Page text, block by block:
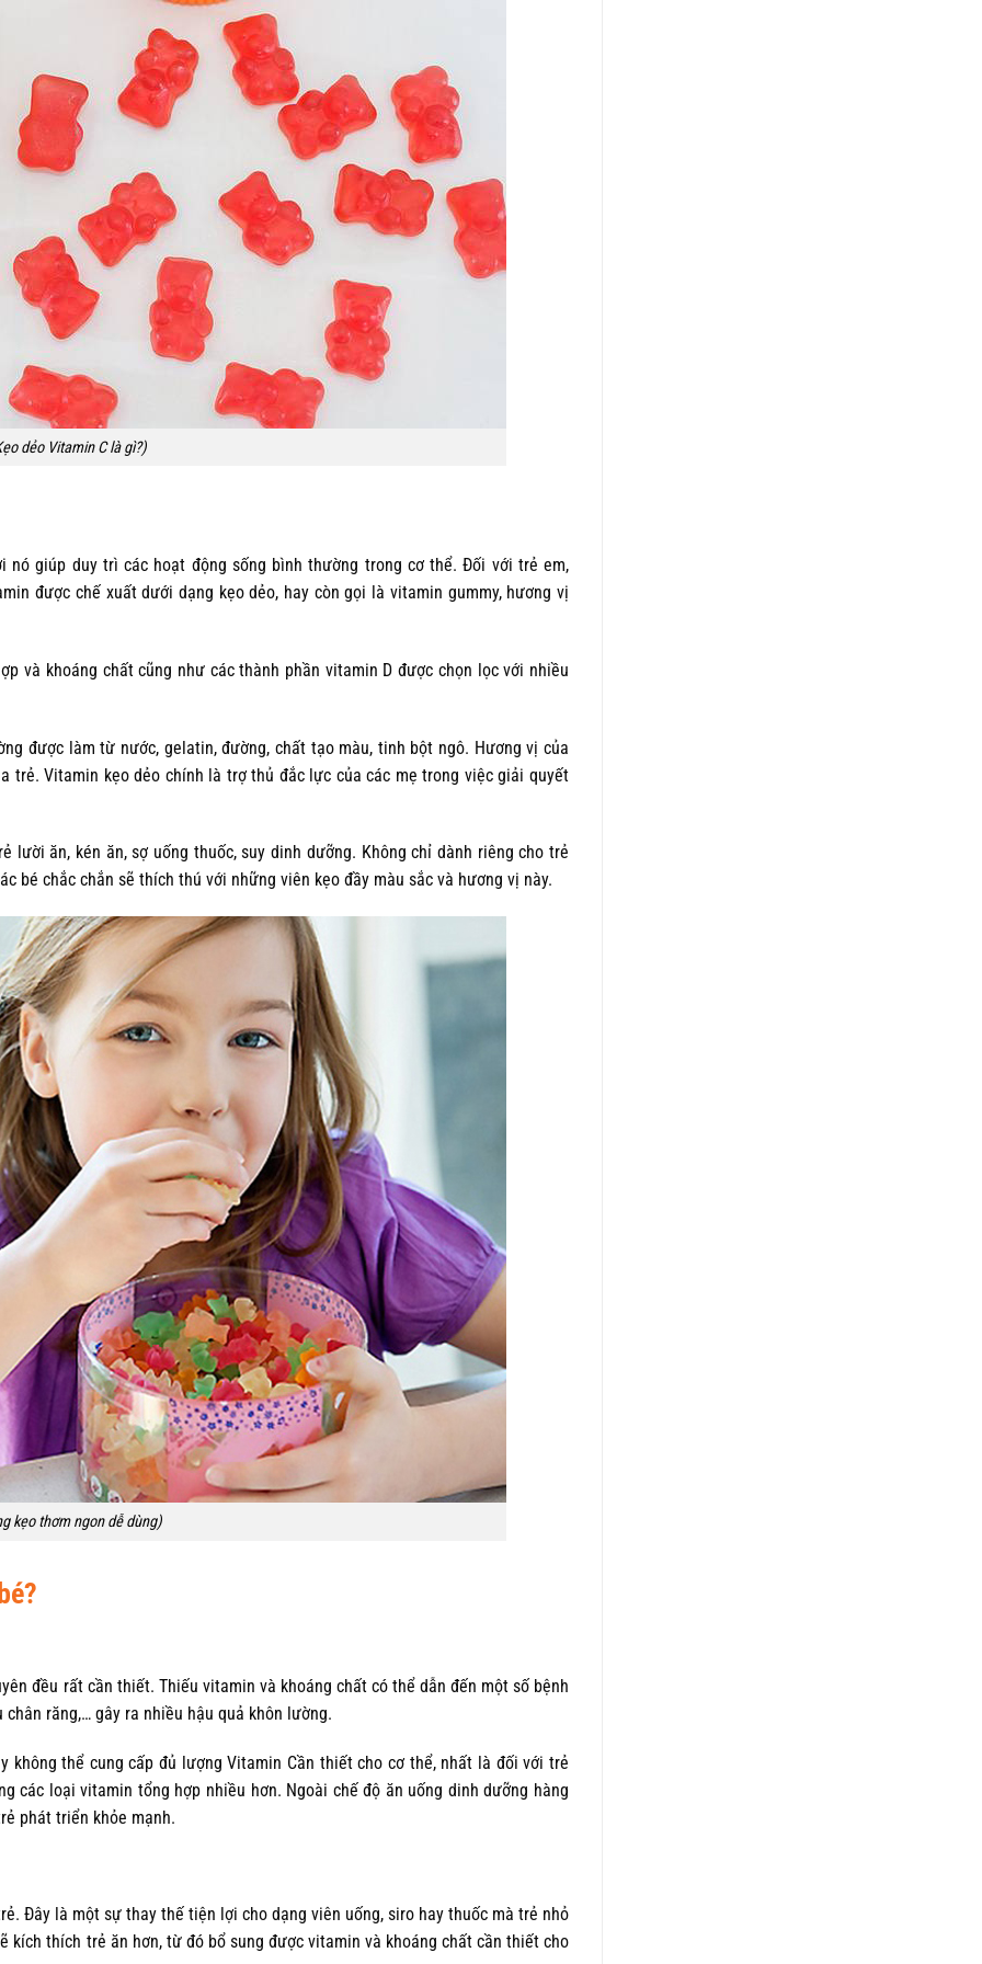
dẻo Vitamin C là gì?)
giúp duy trì các hoạt động sống bình thường trong cơ thể. Đối với trẻ em,
được chế xuất dưới dạng kẹo dẻo, hay còn gọi là vitamin gummy, hương vị
và khoáng chất cũng như các thành phần vitamin D được chọn lọc với nhiều
được làm từ nước, gelatin, đường, chất tạo màu, tinh bột ngô. Hương vị của
trẻ. Vitamin kẹo dẻo chính là trợ thủ đắc lực của các mẹ trong việc giải quyết
lười ăn, kén ăn, sợ uống thuốc, suy dinh dưỡng. Không chỉ dành riêng cho trẻ
bé chắc chắn sẽ thích thú với những viên kẹo đầy màu sắc và hương vị này.
kẹo thơm ngon dễ dùng)
đều rất cần thiết. Thiếu vitamin và khoáng chất có thể dẫn đến một số bệnh
răng,… gây ra nhiều hậu quả khôn lường.
không thể cung cấp đủ lượng Vitamin Cần thiết cho cơ thể, nhất là đối với trẻ
các loại vitamin tổng hợp nhiều hơn. Ngoài chế độ ăn uống dinh dưỡng hàng
phát triển khỏe mạnh.
Đây là một sự thay thế tiện lợi cho dạng viên uống, siro hay thuốc mà trẻ nhỏ
kích thích trẻ ăn hơn, từ đó bổ sung được vitamin và khoáng chất cần thiết cho